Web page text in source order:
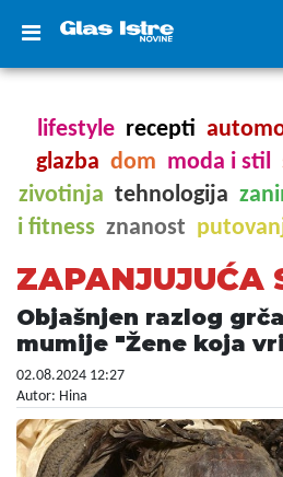
lifestyle recepti
glazba dom moda i stil
zivotinja tehnologija
i fitness znanost
ZAPANJUJUĆA
Objašnjen razlog
mumije "Žene koja
02.08.2024 12:27
Autor: Hina